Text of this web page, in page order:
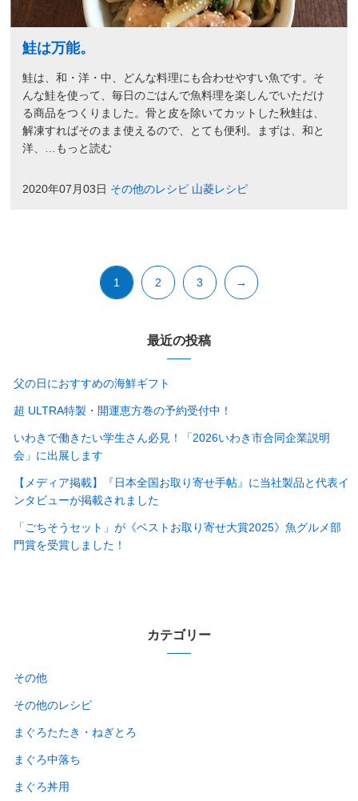
鮭は万能。
鮭は、和・洋・中、どんな料理にも合わせやすい魚です。そ
んな鮭を使って、毎日のごはんで魚料理を楽しんでいただけ
る商品をつくりました。骨と皮を除いてカットした秋鮭は、
解凍すればそのまま使えるので、とても便利。まずは、和と
洋、…もっと読む
2020年07月03日 その他のレシピ 山菱レシピ
1 2 3 →
最近の投稿
父の日におすすめの海鮮ギフト
超 ULTRA特製・開運恵方巻の予約受付中！
いわきで働きたい学生さん必見！「2026いわき市合同企業説明
会」に出展します
【メディア掲載】『日本全国お取り寄せ手帖』に当社製品と代表イ
ンタビューが掲載されました
「ごちそうセット」が《ベストお取り寄せ大賞2025》魚グルメ部
門賞を受賞しました！
カテゴリー
その他
その他のレシピ
まぐろたたき・ねぎとろ
まぐろ中落ち
まぐろ丼用